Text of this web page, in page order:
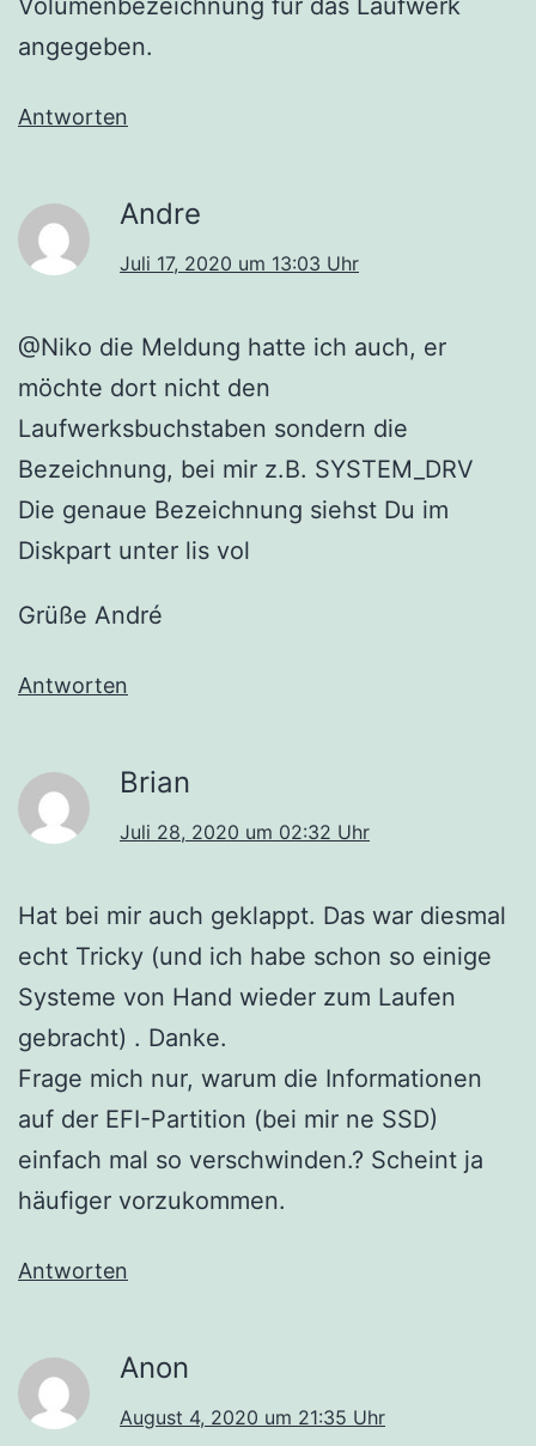
Volumenbezeichnung für das Laufwerk
angegeben.
Antworten
Andre
Juli 17, 2020 um 13:03 Uhr
@Niko die Meldung hatte ich auch, er
möchte dort nicht den
Laufwerksbuchstaben sondern die
Bezeichnung, bei mir z.B. SYSTEM_DRV
Die genaue Bezeichnung siehst Du im
Diskpart unter lis vol
Grüße André
Antworten
Brian
Juli 28, 2020 um 02:32 Uhr
Hat bei mir auch geklappt. Das war diesmal
echt Tricky (und ich habe schon so einige
Systeme von Hand wieder zum Laufen
gebracht) . Danke.
Frage mich nur, warum die Informationen
auf der EFI-Partition (bei mir ne SSD)
einfach mal so verschwinden.? Scheint ja
häufiger vorzukommen.
Antworten
Anon
August 4, 2020 um 21:35 Uhr